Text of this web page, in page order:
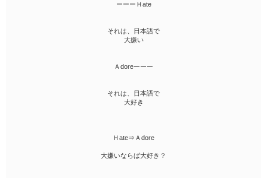
ーーーＨate
それは、日本語で
大嫌い
Ａdoreーーー
それは、日本語で
大好き
Ｈate⇒Ａdore
大嫌いならば大好き？